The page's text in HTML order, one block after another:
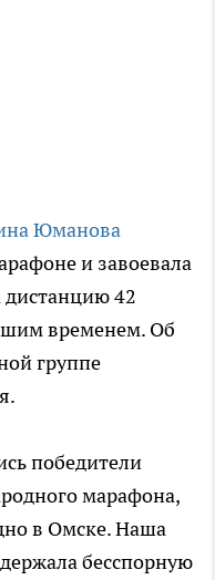
Юманова
и завоевала
дистанцию 42
временем. Об
группе
победители
марафона,
в Омске. Наша
бесспорную